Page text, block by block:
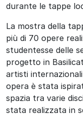
durante le tappe
La mostra della
più di 70 opere
studentesse delle
progetto in
artisti
opera è stata
spazia tra varie
stata realizzata in